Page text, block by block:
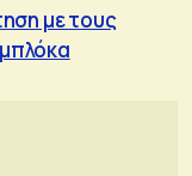
με τους